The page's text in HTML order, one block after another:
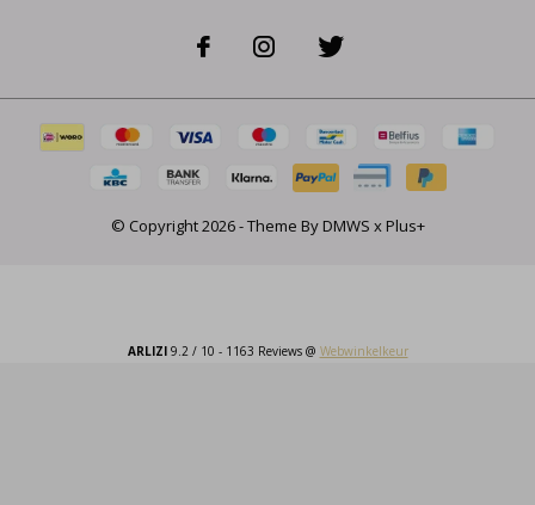
© Copyright2026- Theme ByDMWS x Plus+
ARLIZI9.2 / 10 - 1163 Reviews @ Webwinkelkeur